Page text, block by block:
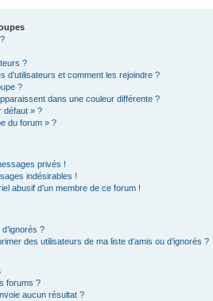
?
d’utilisateurs et comment les rejoindre ?
?
dans une couleur différente ?
défaut » ?
du forum » ?
privés !
indésirables !
abusif d’un membre de ce forum !
?
des utilisateurs de ma liste d’amis ou d’ignorés ?
forums ?
aucun résultat ?